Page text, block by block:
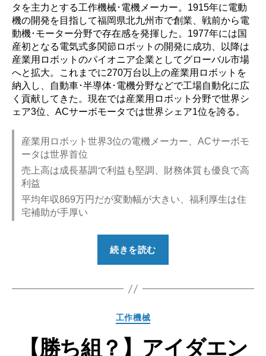
タを主力とする工作機械･電機メーカー。1915年に電動
機の開発を目指して福岡県北九州市で創業、戦前から電
動機･モーター分野で存在感を発揮した。1977年には国
産初となる電気式多関節ロボットの開発に成功、以降は
産業用ロボットのパイオニア企業としてグローバル市場
へと拡大。これまでに270万台以上の産業用ロボットを
納入し、自動車･半導体･電機分野などで工場自動化に広
く貢献してきた。現在では産業用ロボット分野で世界シ
ェア3位、ACサーボモータでは世界シェア1位を誇る。
産業用ロボット世界3位の電機メーカー、ACサーボモ
ータは世界首位
売上高は成長基調で利益も堅調、財務体質も優良で高
利益
平均年収869万円だが変動幅が大きい、福利厚生は住
宅補助が手厚い
続きを読む
安
機
カ
工作機械
【勝ち組？】アイダエン